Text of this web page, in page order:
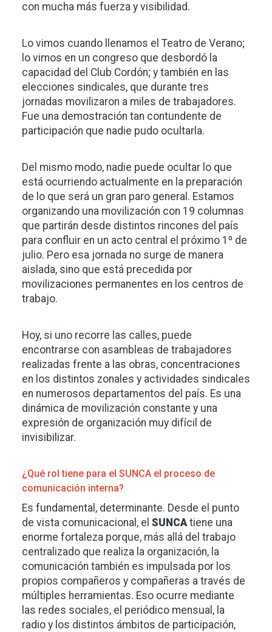
con mucha más fuerza y visibilidad.
Lo vimos cuando llenamos el Teatro de Verano;
lo vimos en un congreso que desbordó la
capacidad del Club Cordón; y también en las
elecciones sindicales, que durante tres
jornadas movilizaron a miles de trabajadores.
Fue una demostración tan contundente de
participación que nadie pudo ocultarla.
Del mismo modo, nadie puede ocultar lo que
está ocurriendo actualmente en la preparación
de lo que será un gran paro general. Estamos
organizando una movilización con 19 columnas
que partirán desde distintos rincones del país
para confluir en un acto central el próximo 1º de
julio. Pero esa jornada no surge de manera
aislada, sino que está precedida por
movilizaciones permanentes en los centros de
trabajo.
Hoy, si uno recorre las calles, puede
encontrarse con asambleas de trabajadores
realizadas frente a las obras, concentraciones
en los distintos zonales y actividades sindicales
en numerosos departamentos del país. Es una
dinámica de movilización constante y una
expresión de organización muy difícil de
invisibilizar.
¿Qué rol tiene para el SUNCA el proceso de
comunicación interna?
Es fundamental, determinante. Desde el punto
de vista comunicacional, el SUNCAtiene una
enorme fortaleza porque, más allá del trabajo
centralizado que realiza la organización, la
comunicación también es impulsada por los
propios compañeros y compañeras a través de
múltiples herramientas. Eso ocurre mediante
las redes sociales, el periódico mensual, la
radio y los distintos ámbitos de participación,